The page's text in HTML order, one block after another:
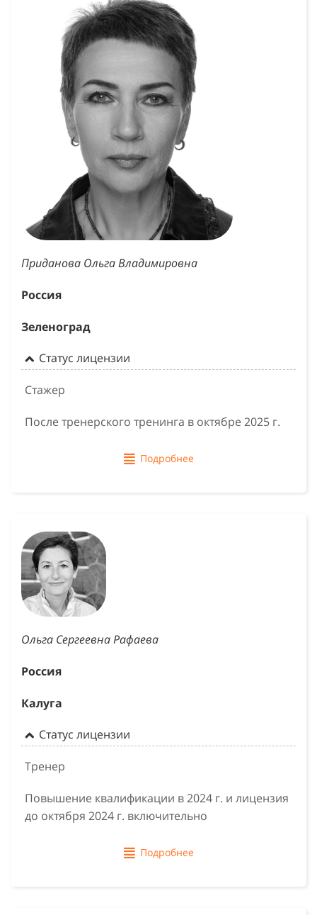
Приданова Ольга Владимировна
Россия
Зеленоград
Статус лицензии
Стажер
После тренерского тренинга в октябре 2025 г.
Подробнее
Ольга Сергеевна Рафаева
Россия
Калуга
Статус лицензии
Тренер
Повышение квалификации в 2024 г. и лицензия
до октября 2024 г. включительно
Подробнее